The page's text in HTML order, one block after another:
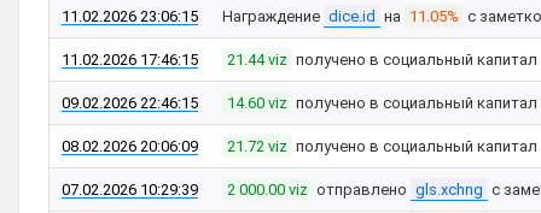
11.02.2026 23:06:15 Награждение dice.id на 11.05% с
11.02.2026 17:46:15 21.44 viz получено в социальный
09.02.2026 22:46:15 14.60 viz получено в социальный
08.02.2026 20:06:09 21.72 viz получено в социальный
07.02.2026 10:29:39 2 000.00 viz отправлено gls.xchng с